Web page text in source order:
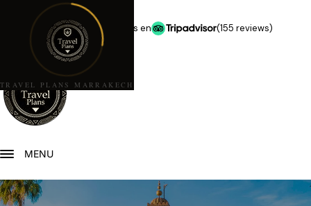
TRAVEL PLANS MARRAKECH
★★★★★5,0 estrellas en (155 reviews)
MENU